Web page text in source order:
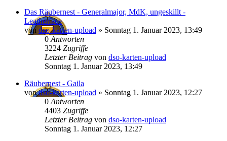
Das Räubernest - Generalmajor, MdK, ungeskillt -
Leatherface
von dso-karten-upload » Sonntag 1. Januar 2023, 13:49
0Antworten
3224 Zugriffe
Letzter Beitrag von dso-karten-upload
Sonntag 1. Januar 2023, 13:49
Räubernest - Gaila
vondso-karten-upload » Sonntag 1. Januar 2023, 12:27
0Antworten
4403 Zugriffe
Letzter Beitrag von dso-karten-upload
Sonntag 1. Januar 2023, 12:27